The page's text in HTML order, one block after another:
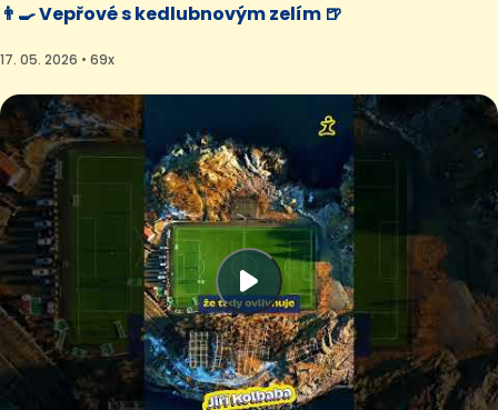
👨‍🍳 Vepřové s kedlubnovým zelím 🍺
17. 05. 2026 • 69x